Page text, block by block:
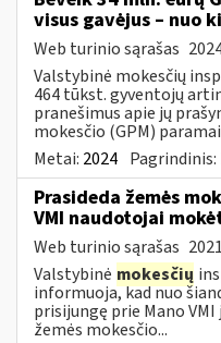
visus gavėjus – nuo
Web turinio sąrašas
Valstybinė mokesčių
464 tūkst. gyventojų
pranešimus apie jų
mokesčio (GPM)
Metai: 2024 Pagrindinis:
Prasideda žemės
VMI naudotojai
Web turinio sąrašas
Valstybinė mokesčių
informuoja, kad nuo
prisijungę prie Mano
žemės mokesčio...